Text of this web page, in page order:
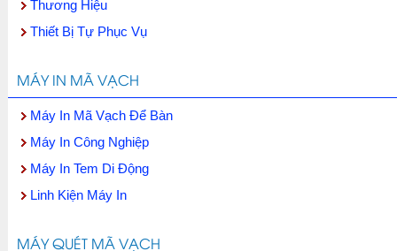
Thương Hiệu
Thiết Bị Tự Phục Vụ
MÁY IN MÃ VẠCH
Máy In Mã Vạch Để Bàn
Máy In Công Nghiệp
Máy In Tem Di Động
Linh Kiện Máy In
MÁY QUÉT MÃ VẠCH